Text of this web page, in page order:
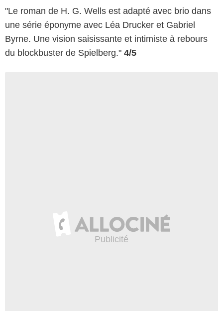
"Le roman de H. G. Wells est adapté avec brio dans
une série éponyme avec Léa Drucker et Gabriel
Byrne. Une vision saisissante et intimiste à rebours
du blockbuster de Spielberg." 4/5